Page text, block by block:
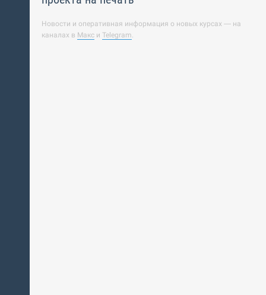
Новости и оперативная информация о новых курсах — на
каналах в Макс и Telegram.